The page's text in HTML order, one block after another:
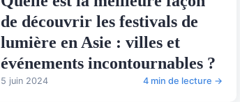
de découvrir les festivals de
lumière en Asie : villes et
événements incontournables ?
5 juin 2024 4 min de lecture →